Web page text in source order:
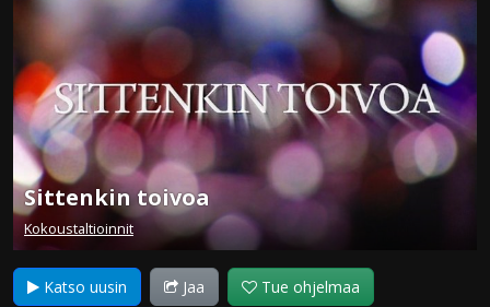
Sittenkin toivoa
Kokoustaltioinnit
Katso uusin Jaa Tue ohjelmaa